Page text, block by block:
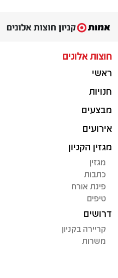
חוצות אלונים
ראשי
חנויות
מבצעים
אירועים
מגזין הקניון
מגזין
כתבות
פינת אורח
טיפים
דרושים
קריירה בקניון
משרות